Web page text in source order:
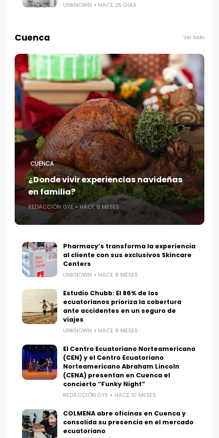
UNKNOWN HACE 25 DÍAS
Cuenca Ver todo
CUENCA
¿Donde vivir experiencias navideñas
en familia?
REDACCIÓN GYE HACE 8 MESES
Pharmacy’s transforma la experiencia
al cliente con sus exclusivos Skincare
Centers
UNKNOWN HACE 8 MESES
Estudio Chubb: El 86% de los
ecuatorianos prioriza la cobertura
ante accidentes en un seguro de
viajes
UNKNOWN HACE 9 MESES
El Centro Ecuatoriano Norteamericano
(CEN) y el Centro Ecuatoriano
Norteamericano Abraham Lincoln
(CENA) presentan en Cuenca el
concierto “Funky Night”
REDACCIÓN GYE HACE 10 MESES
COLMENA abre oficinas en Cuenca y
consolida su presencia en el mercado
ecuatoriano